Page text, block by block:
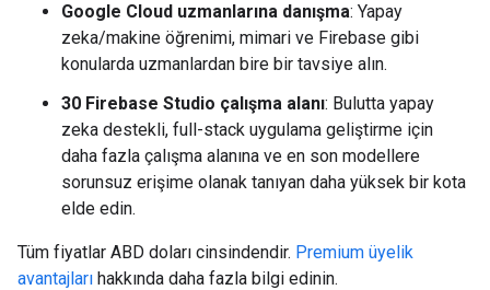
Google Cloud uzmanlarına danışma: Yapay
zeka/makine öğrenimi, mimari ve Firebase gibi
konularda uzmanlardan bire bir tavsiye alın.
30 Firebase Studio çalışma alanı: Bulutta yapay
zeka destekli, full-stack uygulama geliştirme için
daha fazla çalışma alanına ve en son modellere
sorunsuz erişime olanak tanıyan daha yüksek bir kota
elde edin.
Tüm fiyatlar ABD doları cinsindendir. Premium üyelik
avantajları hakkında daha fazla bilgi edinin.